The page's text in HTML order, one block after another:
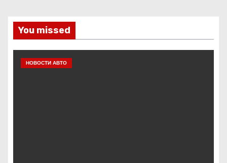
You missed
НОВОСТИ АВТО